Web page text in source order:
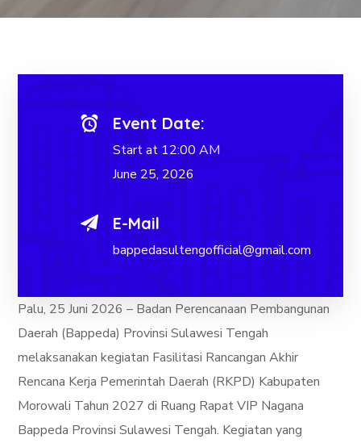
Event Date:
Start at 12:00 AM
June 25, 2026
E-Mail
bappedasultengofficial@gmail.com
Palu, 25 Juni 2026 – Badan Perencanaan Pembangunan
Daerah (Bappeda) Provinsi Sulawesi Tengah
melaksanakan kegiatan Fasilitasi Rancangan Akhir
Rencana Kerja Pemerintah Daerah (RKPD) Kabupaten
Morowali Tahun 2027 di Ruang Rapat VIP Nagana
Bappeda Provinsi Sulawesi Tengah. Kegiatan yang